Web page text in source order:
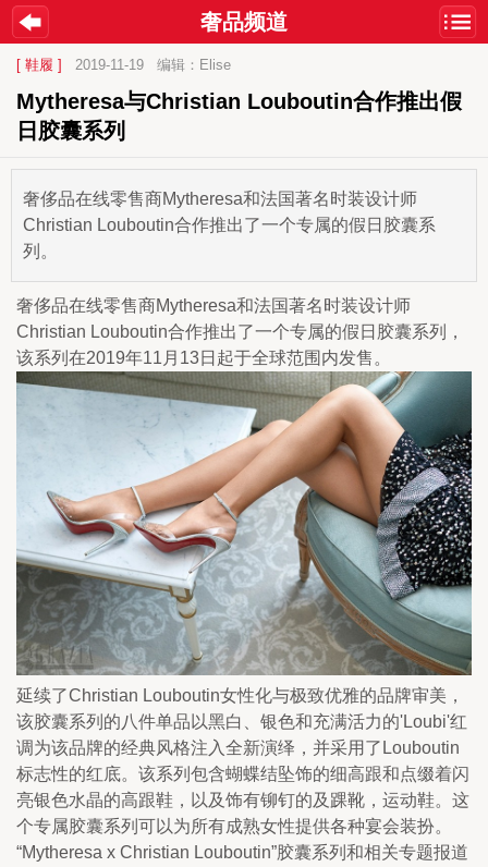
奢品频道
[ 鞋履 ] 2019-11-19 编辑：Elise
Mytheresa与Christian Louboutin合作推出假
日胶囊系列
奢侈品在线零售商Mytheresa和法国著名时装设计师
Christian Louboutin合作推出了一个专属的假日胶囊系
列。
奢侈品在线零售商Mytheresa和法国著名时装设计师
Christian Louboutin合作推出了一个专属的假日胶囊系列，
该系列在2019年11月13日起于全球范围内发售。
延续了Christian Louboutin女性化与极致优雅的品牌审美，
该胶囊系列的八件单品以黑白、银色和充满活力的'Loubi'红
调为该品牌的经典风格注入全新演绎，并采用了Louboutin
标志性的红底。该系列包含蝴蝶结坠饰的细高跟和点缀着闪
亮银色水晶的高跟鞋，以及饰有铆钉的及踝靴，运动鞋。这
个专属胶囊系列可以为所有成熟女性提供各种宴会装扮。
“Mytheresa x Christian Louboutin”胶囊系列和相关专题报道